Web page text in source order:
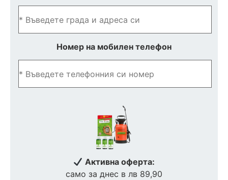
Номер на мобилен телефон
Активна оферта:
само за днес в лв 89,90